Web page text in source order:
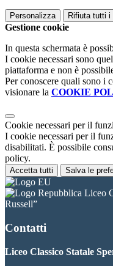
Personalizza Rifiuta tutti i
Gestione cookie
In questa schermata è
I cookie necessari sono
piattaforma e non è
Per conoscere quali sono i
visionare la COOKIE
Cookie necessari per il
I cookie necessari per il
disabilitati. È possibile
policy.
Accetta tutti Salva le
Liceo
Russell”
Contatti
Liceo Classico Statale